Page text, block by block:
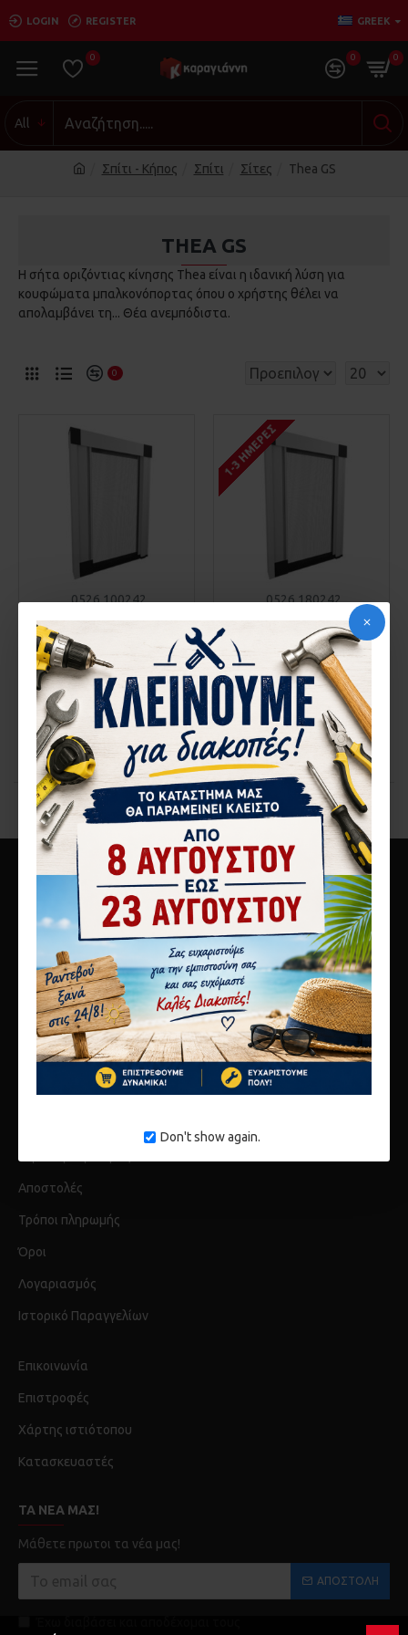
Don't show again.
LOGIN REGISTER GREEK
0 0 0
All
Σπίτι - Κήπος Σπίτι Σίτες Thea GS
THEA GS
Η σήτα οριζόντιας κίνησης Thea είναι η ιδανική λύση για
κουφώματα μπαλκονόπορτας όπου ο χρήστης θέλει να
απολαμβάνει τη... Θέα ανεμπόδιστα.
0
0526.100242
ΣΥΤΑ ΕΡΠΗΣΤΡΙΑ THEA GS
100CM Χ 240CM
235,96€
ΚΑΛΆΘΙ
Αγορά
1-3 ΗΜΈΡΕΣ
0526.180242
ΣΥΤΑ ΕΡΠΗΣΤΡΙΑ THEA GS
180CM Χ 240CM
310,00€
ΚΑΛΆΘΙ
Αγορά
You have reached the end of the list.
10ο χλμ Αθηνών Λαμίας
Μεταμόρφωση 14451
τηλ 2117808440
Αποστολές
Τρόποι πληρωμής
Όροι
Λογαριασμός
Ιστορικό Παραγγελίων
Επικοινωνία
Επιστροφές
Χάρτης ιστιότοπου
Κατασκευαστές
ΤΑ ΝΈΑ ΜΑΣ!
Μάθετε πρωτοι τα νέα μας!
ΑΠΟΣΤΟΛΉ